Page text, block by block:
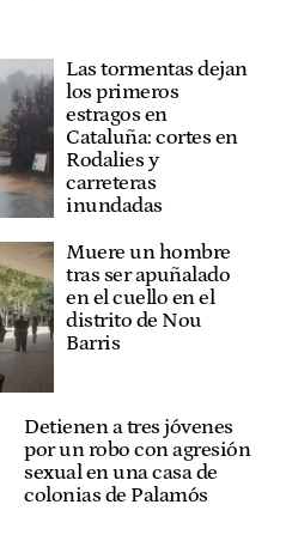
Las tormentas dejan
los primeros
estragos en
Cataluña: cortes en
Rodalies y
carreteras
Muere un hombre
tras ser apuñalado
en el cuello en el
distrito de Nou
Detienen a tres
jóvenes por un robo
con agresión sexual